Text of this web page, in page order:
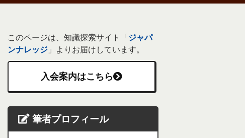
このページは、知識探索サイト「 ジャパ
ンナレッジ 」よりお届けしています。
入会案内はこちら
筆者プロフィール